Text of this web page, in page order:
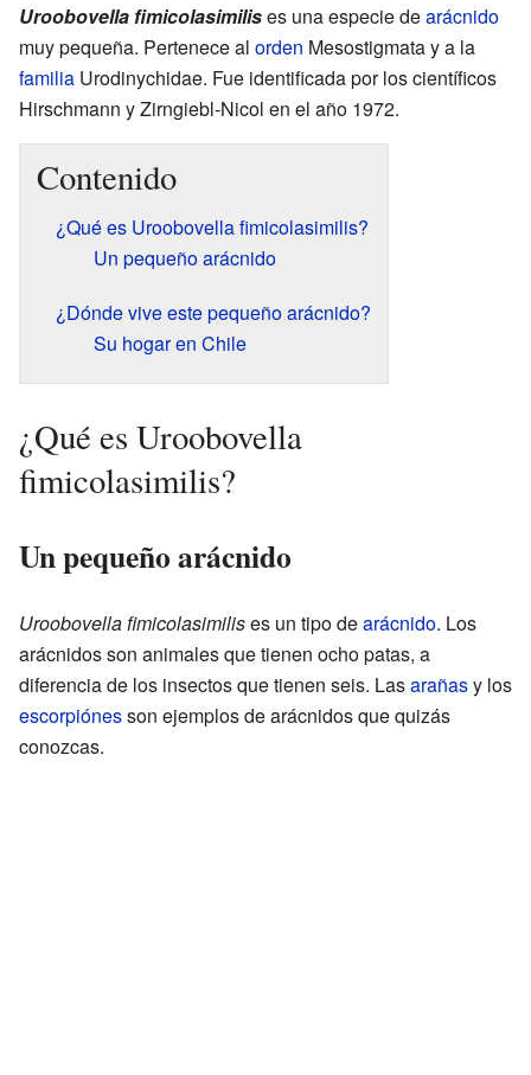
Uroobovella fimicolasimilises una especie dearácnido
muy pequeña. Pertenece al orden Mesostigmata y a la
familia Urodinychidae. Fue identificada por los científicos
Hirschmann y Zirngiebl-Nicol en el año 1972.
Contenido
¿Qué es Uroobovella fimicolasimilis?
Un pequeño arácnido
¿Dónde vive este pequeño arácnido?
Su hogar en Chile
¿Qué es Uroobovella
fimicolasimilis?
Un pequeño arácnido
Uroobovella fimicolasimilises un tipo dearácnido. Los
arácnidos son animales que tienen ocho patas, a
diferencia de los insectos que tienen seis. Lasarañasy los
escorpiónesson ejemplos de arácnidos que quizás
conozcas.